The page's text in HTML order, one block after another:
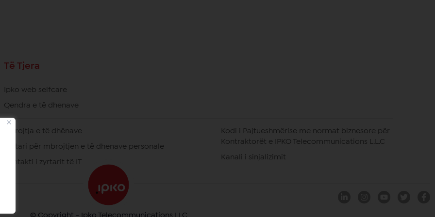
Të Tjera
Ipko web selfcare
Qendra e të dhenave
Mbrojtja e të dhënave
Zyrtari për mbrojtjen e të dhenave personale
Kontakti i zyrtarit të IT
Kodi i Pajtueshmërise me normat biznesore për
Kontraktorët e IPKO Telecommunications L.L.C
Kanali i sinjalizimit
© Copyright - Ipko Telecommunications LLC